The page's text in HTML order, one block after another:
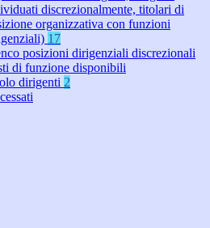
discrezionalmente, titolari di
organizzativa con funzioni
17
posizioni dirigenziali discrezionali
di funzione disponibili
dirigenti 2